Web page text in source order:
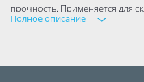
прочность. Применяется для
поверхностей — металл,
Полное описание